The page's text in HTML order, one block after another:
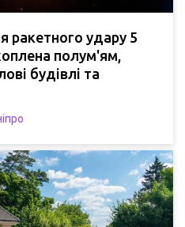
ракетного удару 5
полум'ям,
будівлі та